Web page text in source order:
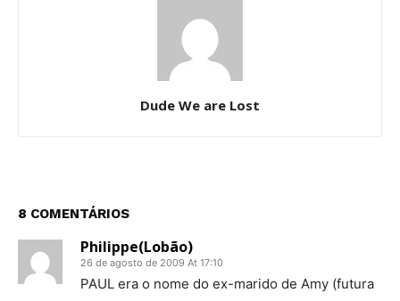
Dude We are Lost
8 COMENTÁRIOS
Philippe(Lobão)
26 de agosto de 2009 At 17:10
PAUL era o nome do ex-marido de Amy (futura